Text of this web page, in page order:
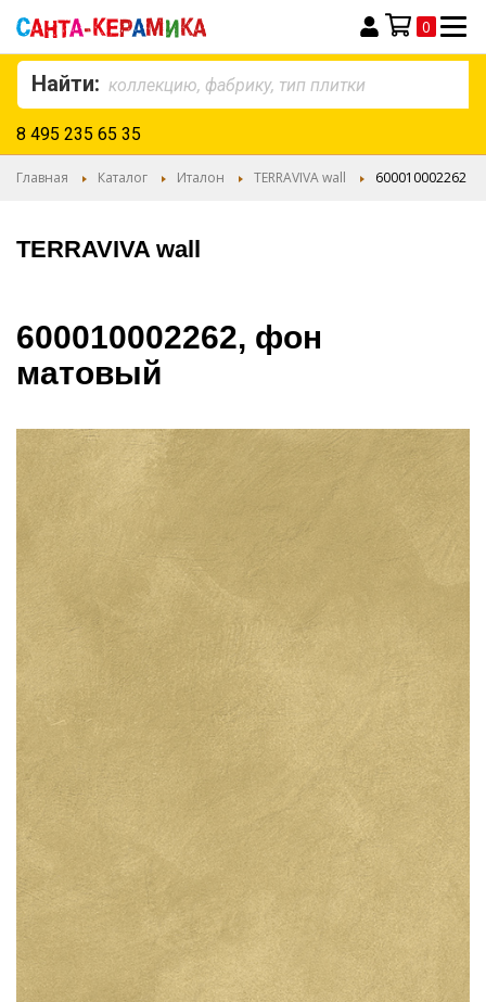
Моя корзина
0
Найти:
8 495 235 65 35
Главная Каталог Италон TERRAVIVA wall 600010002262
TERRAVIVA wall
600010002262, фон
матовый